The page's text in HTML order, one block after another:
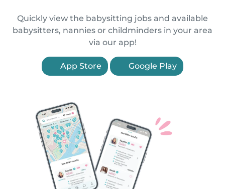
Quickly view the babysitting jobs and available
babysitters, nannies or childminders in your area
via our app!
App Store Google Play